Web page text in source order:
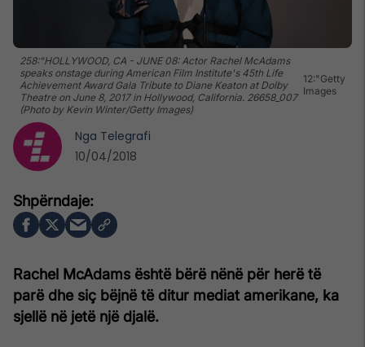
258:"HOLLYWOOD, CA - JUNE 08: Actor Rachel McAdams
speaks onstage during American Film Institute's 45th Life
Achievement Award Gala Tribute to Diane Keaton at Dolby
Theatre on June 8, 2017 in Hollywood, California. 26658_007
(Photo by Kevin Winter/Getty Images)
12:"Getty
Images
Rachel McAdams është bërë nënë për herë të
parë dhe siç bëjnë të ditur mediat amerikane, ka
sjellë në jetë një djalë.
Nga Telegrafi
10/04/2018